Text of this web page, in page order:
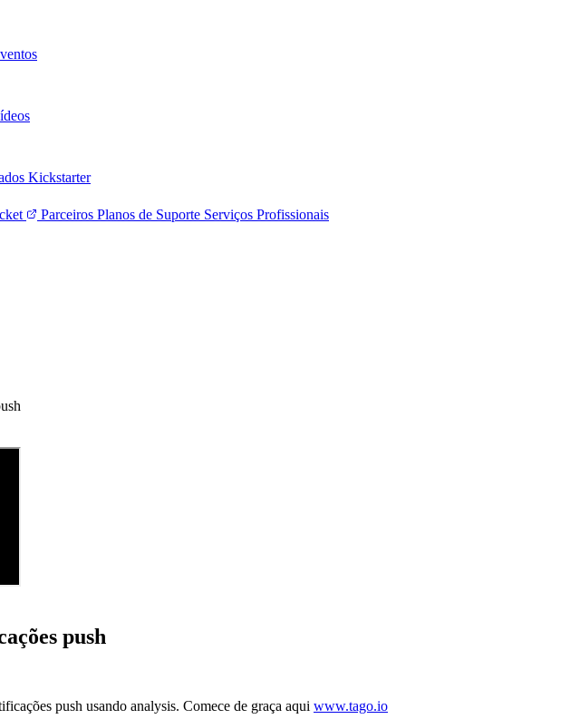
Kickstarter
Parceiros Planos de Suporte Serviços Profissionais
push
push usando analysis. Comece de graça aqui www.tago.io